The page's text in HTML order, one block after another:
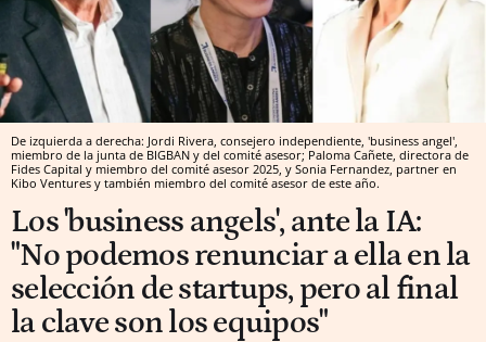
De izquierda a derecha: Jordi Rivera, consejero independiente, 'business angel',
miembro de la junta de BIGBAN y del comité asesor; Paloma Cañete, directora de
Fides Capital y miembro del comité asesor 2025, y Sonia Fernandez, partner en
Kibo Ventures y también miembro del comité asesor de este año.
Los 'business angels', ante la IA:
"No podemos renunciar a ella en la
selección de startups, pero al final
la clave son los equipos"